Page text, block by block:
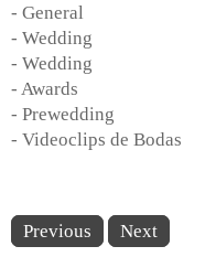
- General
- Wedding
- Wedding
- Awards
- Prewedding
- Videoclips de Bodas
Previous Next